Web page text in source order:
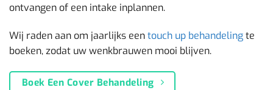
ontvangen of een intake inplannen.
Wij raden aan om jaarlijks eentouch up behandelingte
boeken, zodat uw wenkbrauwen mooi blijven.
Boek Een Cover Behandeling